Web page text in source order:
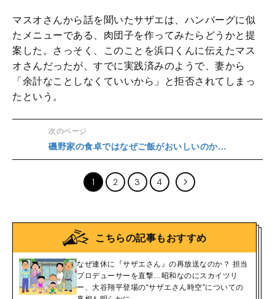
マスオさんから話を聞いたサザエは、ハンバーグに似
たメニューである、肉団子を作ってみたらどうかと提
案した。さっそく、このことを浜口くんに伝えたマス
オさんだったが、すでに実践済みのようで、妻から
「余計なことしなくていいから」と拒否されてしまっ
たという。
次のページ
磯野家の食卓ではなぜご飯がおいしいのか…
1 2 3 4
こちらの記事もおすすめ
なぜ連休に『サザエさん』の再放送なのか？ 担当
プロデューサーを直撃…昭和なのにスカイツリ
ー、大谷翔平登場の“サザエさん時空”についての